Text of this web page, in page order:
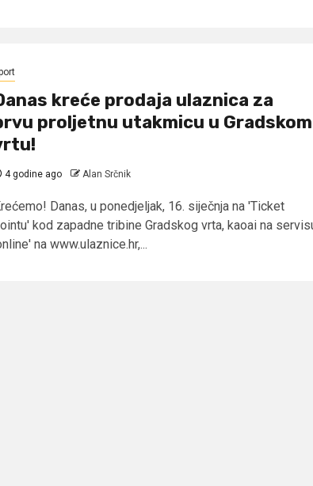
kreće prodaja ulaznica za
proljetnu utakmicu u Gradskom
4 godine ago Alan Srčnik
Danas, u ponedjeljak, 16. siječnja na 'Ticket
kod zapadne tribine Gradskog vrta, kaoai na
na www.ulaznice.hr,...